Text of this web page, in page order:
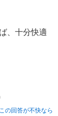
、十分快適
この回答が不快なら